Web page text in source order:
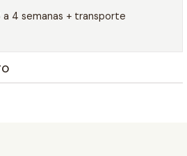
a 4 semanas + transporte